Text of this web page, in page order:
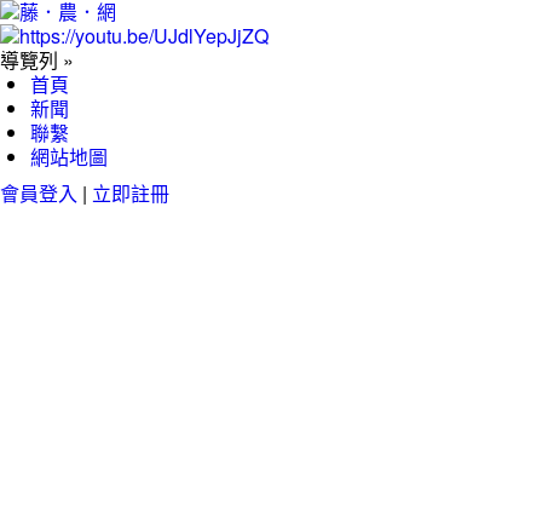
導覽列 »
首頁
新聞
聯繫
網站地圖
會員登入 | 立即註冊